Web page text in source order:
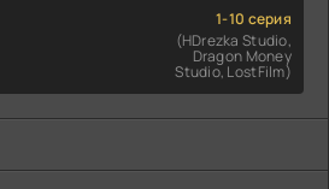
1-10 серия
(HDrezka Studio,
Dragon Money
Studio, LostFilm)